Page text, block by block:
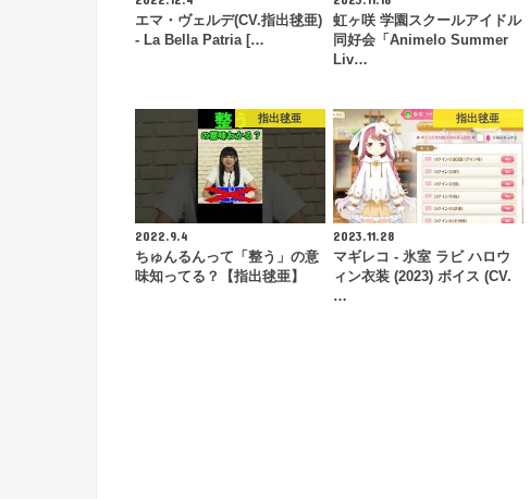
エマ・ヴェルデ(CV.指出毬亜)
- La Bella Patria […
虹ヶ咲 学園スクールアイドル
同好会「Animelo Summer
Liv…
指出毬亜
2022.9.4
ちゅんるんって「整う」の意
味知ってる？【指出毬亜】
指出毬亜
2023.11.28
マギレコ - 氷室 ラビ ハロウ
ィン衣装 (2023) ボイス (CV.
…